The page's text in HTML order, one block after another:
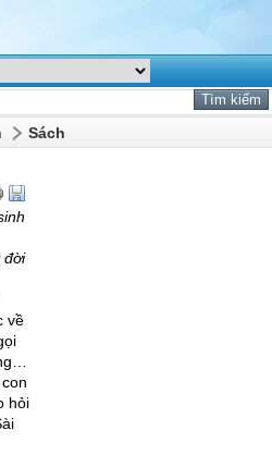
Sách
đời
về
hỏi